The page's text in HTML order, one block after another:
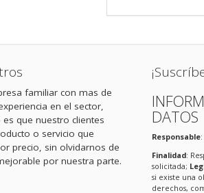
familiar con mas de
en el sector,
que nuestro clientes
o servicio que
precio, sin olvidarnos de
por nuestra parte.
DATOS
Responsable:
Finalidad:
solicitada;
si existe una
derechos,